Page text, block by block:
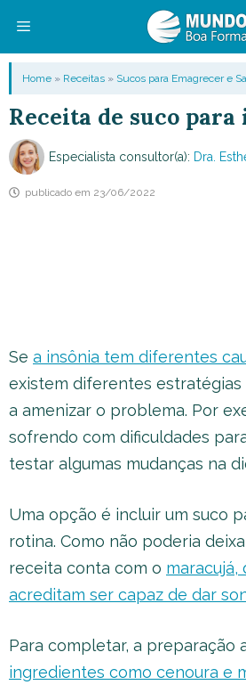
conteúdo
Menu
Home » Receitas » Sucos para Emagrecer e
Receita de suco para
Especialista consultor(a): Dra.
publicado em 23/06/2022
Se a insônia tem diferentes
existem diferentes estratégias
a amenizar o problema. Por
sofrendo com dificuldades
testar algumas mudanças na
Uma opção é incluir um suco
rotina. Como não poderia
receita conta com o maracujá,
acreditam ser capaz de dar
Para completar, a preparação
ingredientes como cenoura e